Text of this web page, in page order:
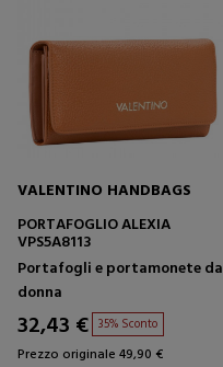
VALENTINO HANDBAGS
PORTAFOGLIO ALEXIA
VPS5A8113
Portafogli e portamonete da
donna
32,43 € 35% Sconto
Prezzo originale 49,90 €